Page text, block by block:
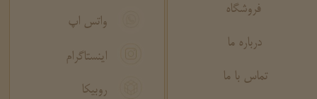
اینستاگرام
روبیکا
واتس اپ
فروشگاه
درباره ما
تماس با ما